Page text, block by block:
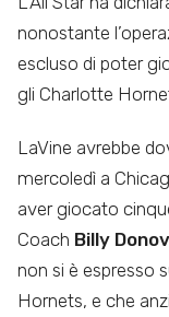
nonostante
escluso di poter
gli Charlotte
LaVine avrebbe
mercoledì a
aver giocato
Coach Billy
non si è espresso
Hornets, e che